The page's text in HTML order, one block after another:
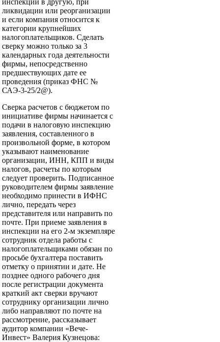
инспекции в другую, при
ликвидации или реорганизации
и если компания относится к
категории крупнейших
налогоплательщиков. Сделать
сверку можно только за 3
календарных года деятельности
фирмы, непосредственно
предшествующих дате ее
проведения (приказ ФНС №
САЭ-3-25/2@).
Сверка расчетов с бюджетом по
инициативе фирмы начинается с
подачи в налоговую инспекцию
заявления, составленного в
произвольной форме, в котором
указывают наименование
организации, ИНН, КПП и виды
налогов, расчеты по которым
следует проверить. Подписанное
руководителем фирмы заявление
необходимо принести в ИФНС
лично, передать через
представителя или направить по
почте. При приеме заявления в
инспекции на его 2-м экземпляре
сотрудник отдела работы с
налогоплательщиками обязан по
просьбе бухгалтера поставить
отметку о принятии и дате. Не
позднее одного рабочего дня
после регистрации документа
краткий акт сверки вручают
сотруднику организации лично
либо направляют по почте на
рассмотрение, рассказывает
аудитор компании «Вече-
Инвест» Валерия Кузнецова: